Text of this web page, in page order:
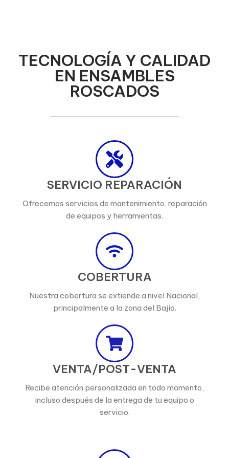
TECNOLOGÍA Y CALIDAD
EN ENSAMBLES
ROSCADOS
SERVICIO REPARACIÓN
Ofrecemos servicios de mantenimiento, reparación
de equipos y herramientas.
COBERTURA
Nuestra cobertura se extiende a nivel Nacional,
principalmente a la zona del Bajío.
VENTA/POST-VENTA
Recibe atención personalizada en todo momento,
incluso después de la entrega de tu equipo o
servicio.